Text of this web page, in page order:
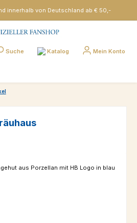
innerhalb von Deutschland ab € 50,-
Suche Katalog Mein Konto